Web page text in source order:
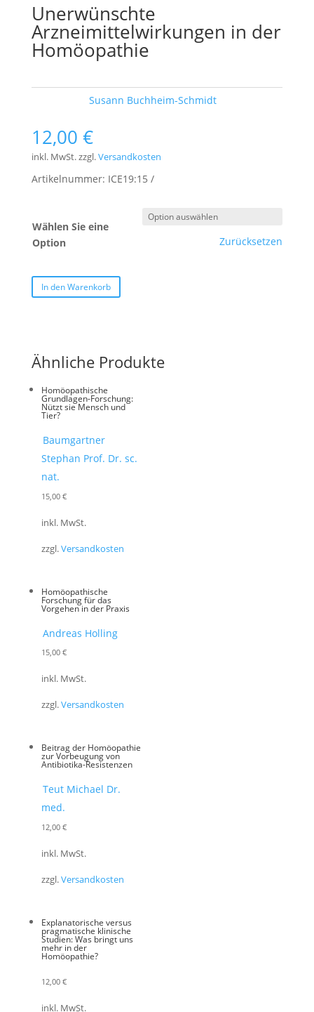
Unerwünschte
Arzneimittelwirkungen in der
Homöopathie
Susann Buchheim-Schmidt
12,00 €
inkl. MwSt.zzgl.Versandkosten
Artikelnummer: ICE19:15
Wählen Sie eine
Option
Zurücksetzen
In den Warenkorb
Ähnliche Produkte
Homöopathische
Grundlagen-Forschung:
Nützt sie Mensch und
Tier?
Baumgartner
Stephan Prof. Dr. sc.
nat.
15,00 €
inkl. MwSt.
zzgl.Versandkosten
Homöopathische
Forschung für das
Vorgehen in der Praxis
Andreas Holling
15,00 €
inkl. MwSt.
zzgl.Versandkosten
Beitrag der Homöopathie
zur Vorbeugung von
Antibiotika-Resistenzen
Teut Michael Dr.
med.
12,00 €
inkl. MwSt.
zzgl.Versandkosten
Explanatorische versus
pragmatische klinische
Studien: Was bringt uns
mehr in der
Homöopathie?
12,00 €
inkl. MwSt.